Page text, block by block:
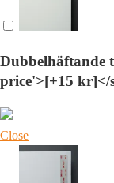
Dubbelhäftande
price'>[+15 kr]</
Close